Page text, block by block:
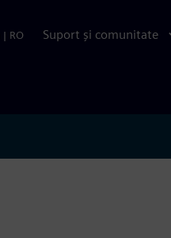
| RO Suport și comunitate